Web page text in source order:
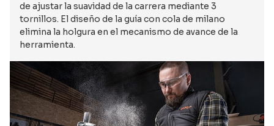
de ajustar la suavidad de la carrera mediante 3
tornillos. El diseño de la guía con cola de milano
elimina la holgura en el mecanismo de avance de la
herramienta.